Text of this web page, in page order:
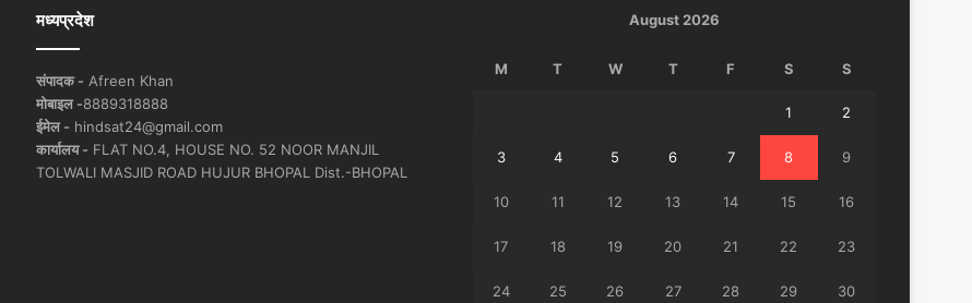
मध्यप्रदेश
संपादक - Afreen Khan
मोबाइल -8889318888
ईमेल - hindsat24@gmail.com
कार्यालय - FLAT NO.4, HOUSE NO. 52 NOOR MANJIL
TOLWALI MASJID ROAD HUJUR BHOPAL Dist.-BHOPAL
August 2026
M T W T F S S
1 2
3 4 5 6 7 8 9
10 11 12 13 14 15 16
17 18 19 20 21 22 23
24 25 26 27 28 29 30